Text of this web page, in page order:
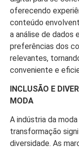
oferecendo
conteúdo
a análise de dados
preferências dos
relevantes,
conveniente e
INCLUSÃO E
MODA
A indústria da
transformação
diversidade. As